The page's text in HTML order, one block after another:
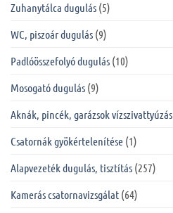
Zuhanytálca dugulás (5)
WC, piszoár dugulás (9)
Padlóösszefolyó dugulás (10)
Mosogató dugulás (9)
Aknák, pincék, garázsok vízszivattyúzás
Csatornák gyökértelenítése (1)
Alapvezeték dugulás, tisztítás (257)
Kamerás csatornavizsgálat (64)